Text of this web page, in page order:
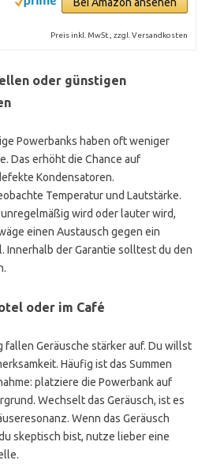
Preis inkl. MwSt., zzgl. Versandkosten
oder günstigen
Powerbanks haben oft weniger
Das erhöht die Chance auf
Kondensatoren.
Temperatur und Lautstärke.
wird oder lauter wird,
einen Austausch gegen ein
der Garantie solltest du den
oder im Café
fallen Geräusche stärker auf. Du willst
Häufig ist das Summen
platziere die Powerbank auf
Wechselt das Geräusch, ist es
Wenn das Geräusch
skeptisch bist, nutze lieber eine